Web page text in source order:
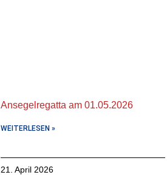
Ansegelregatta am 01.05.2026
WEITERLESEN »
21. April 2026